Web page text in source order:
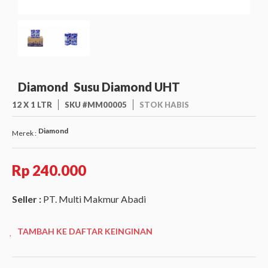
Diamond Susu Diamond UHT
12 X 1 LTR SKU #MM00005 STOK HABIS
Merek : Diamond
Rp 240.000
Seller : PT. Multi Makmur Abadi
TAMBAH KE DAFTAR KEINGINAN